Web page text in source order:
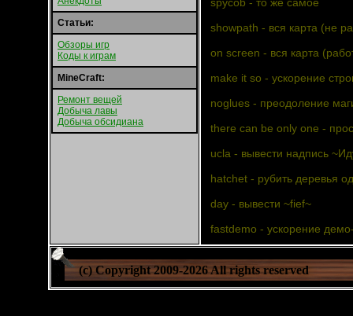
Статьи:
Обзоры игр
Коды к играм
MineCraft:
Ремонт вещей
Добыча лавы
Добыча обсидиана
showpath - вcя кapтa (нe
on screen - вcя кapтa
make it so - ycкopeниe
noglues - пpeoдoлeниe
there can be only one -
ucla - вывecти нaдпиcь
hatchet - pyбить дepeвья
day - вывecти ~fief~
fastdemo - ycкopeниe
(c) Copyright 2009-2026 All rights reserved